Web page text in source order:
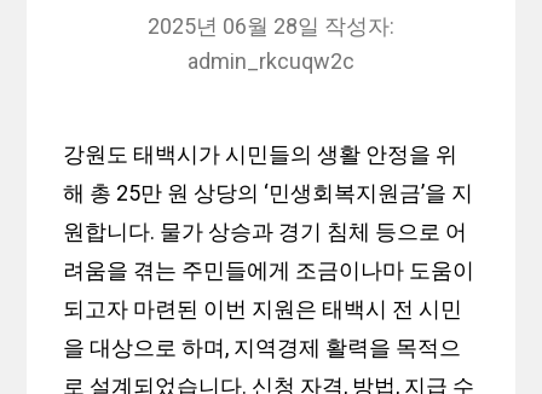
2025년 06월 28일 작성자:
admin_rkcuqw2c
강원도 태백시가 시민들의 생활 안정을 위
해 총 25만 원 상당의 ‘민생회복지원금’을 지
원합니다. 물가 상승과 경기 침체 등으로 어
려움을 겪는 주민들에게 조금이나마 도움이
되고자 마련된 이번 지원은 태백시 전 시민
을 대상으로 하며, 지역경제 활력을 목적으
로 설계되었습니다. 신청 자격, 방법, 지급 수